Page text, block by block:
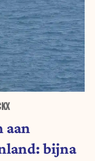
aan
bijna